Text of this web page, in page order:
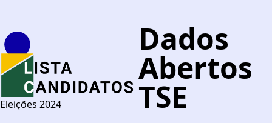
Eleições 2024
Dados
Abertos
TSE